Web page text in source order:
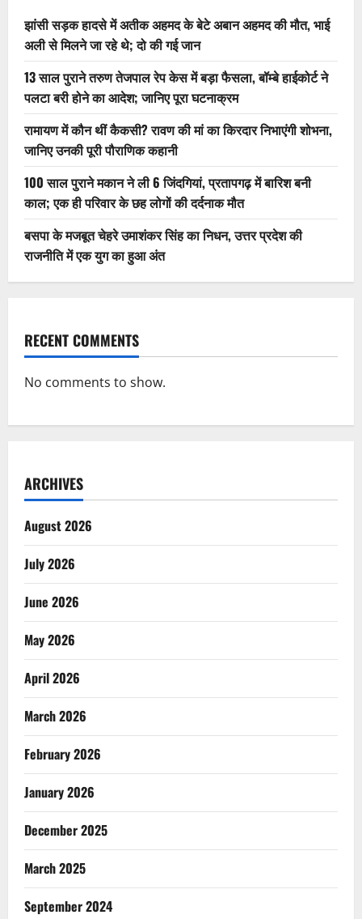
झांसी सड़क हादसे में अतीक अहमद के बेटे अबान अहमद की मौत, भाई
अली से मिलने जा रहे थे; दो की गई जान
13 साल पुराने तरुण तेजपाल रेप केस में बड़ा फैसला, बॉम्बे हाईकोर्ट ने
पलटा बरी होने का आदेश; जानिए पूरा घटनाक्रम
रामायण में कौन थीं कैकसी? रावण की मां का किरदार निभाएंगी शोभना,
जानिए उनकी पूरी पौराणिक कहानी
100 साल पुराने मकान ने ली 6 जिंदगियां, प्रतापगढ़ में बारिश बनी
काल; एक ही परिवार के छह लोगों की दर्दनाक मौत
बसपा के मजबूत चेहरे उमाशंकर सिंह का निधन, उत्तर प्रदेश की
राजनीति में एक युग का हुआ अंत
RECENT COMMENTS
No comments to show.
ARCHIVES
August 2026
July 2026
June 2026
May 2026
April 2026
March 2026
February 2026
January 2026
December 2025
March 2025
September 2024